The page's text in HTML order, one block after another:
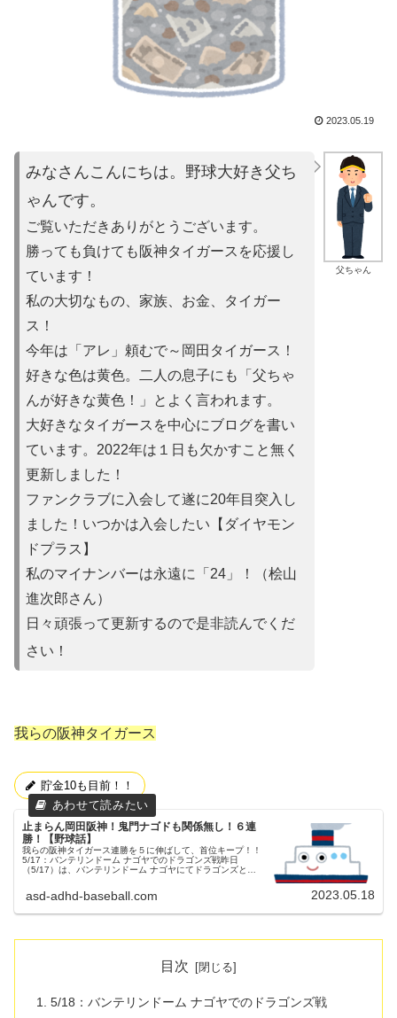
2023.05.19
父ちゃん
みなさんこんにちは。野球大好き父ち
ゃんです。
ご覧いただきありがとうございます。
勝っても負けても阪神タイガースを応援し
ています！
私の大切なもの、家族、お金、タイガー
ス！
今年は「アレ」頼むで～岡田タイガース！
好きな色は黄色。二人の息子にも「父ちゃ
んが好きな黄色！」とよ く言われます。
大好きなタイガースを中心にブログを書い
ています。2022年は １日も欠かすこと無く
更新しました！
ファンクラブに入会して遂に20年目突入し
ました！いつかは入会 したい【ダイヤモン
ドプラス】
私のマイナンバーは永遠に「24」！（桧山
進次郎さん）
日々頑張って更新するので是非読んでくだ
さい！
我らの阪神タイガース
貯金10も目前！！
止まらん岡田阪神！鬼門ナゴドも関係無し！６連
勝！【野球話】
我らの阪神タイガース連勝を５に伸ばして、首位キープ！！
5/17：バンテリンドーム ナゴヤでのドラゴンズ戦昨日
（5/17）は、バンテリンドーム ナゴヤにてドラゴンズとの
asd-adhd-baseball.com 2023.05.18
目次
5/18：バンテリンドーム ナゴヤでのドラゴンズ戦